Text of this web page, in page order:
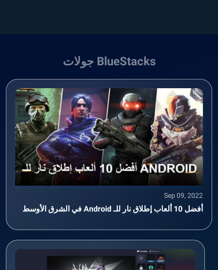
BlueStacks جولات
Sep 09, 2022
أفضل 10 ألعاب إطلاق نار للـ Android في الشرق الأوسط